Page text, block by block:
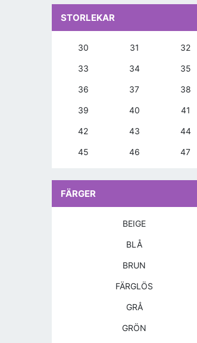
STORLEKAR
30 31 32
33 34 35
36 37 38
39 40 41
42 43 44
45 46 47
FÄRGER
BEIGE
BLÅ
BRUN
FÄRGLÖS
GRÅ
GRÖN